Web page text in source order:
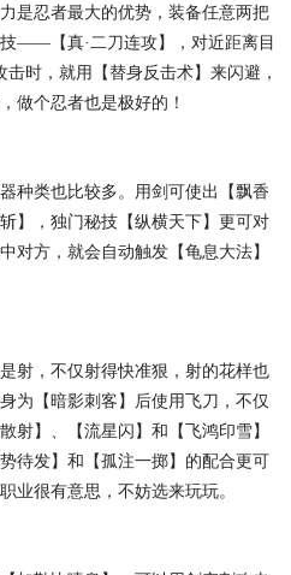
是忍者最大的优势，装备任意两把
——【真·二刀连攻】，对近距离目
时，就用【替身反击术】来闪避，
做个忍者也是极好的！
种类也比较多。用剑可使出【飘香
】，独门秘技【纵横天下】更可对
对方，就会自动触发【龟息大法】
射，不仅射得快准狠，射的花样也
为【暗影刺客】后使用飞刀，不仅
射】、【流星闪】和【飞鸿印雪】
待发】和【孤注一掷】的配合更可
业很有意思，不妨选来玩玩。